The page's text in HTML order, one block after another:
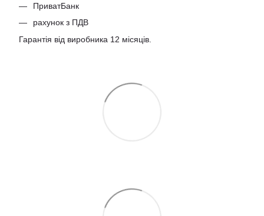
ПриватБанк
рахунок з ПДВ
Гарантія від виробника 12 місяців.